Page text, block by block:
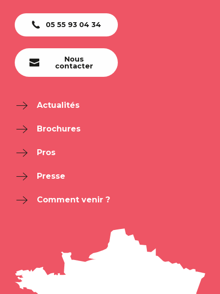
05 55 93 04 34
Nous
contacter
Actualités
Brochures
Pros
Presse
Comment venir ?